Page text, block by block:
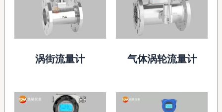
涡街流量计 气体涡轮流量计